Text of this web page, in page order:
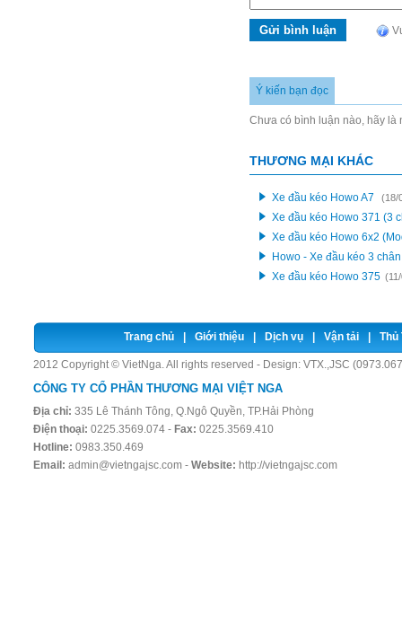
Ý kiến bạn đọc
Chưa có bình luận nào, hãy
THƯƠNG MẠI KHÁC
Xe đầu kéo Howo A7 (18/
Xe đầu kéo Howo 371 (3
Xe đầu kéo Howo 6x2
Howo - Xe đầu kéo 3
Xe đầu kéo Howo 375
Trang chủ | Giới thiệu | Dịch vụ | Vận tải | Thủ
2012 Copyright © VietNga. All rights reserved - Design: VTX.,JSC
CÔNG TY CỔ PHẦN THƯƠNG MẠI VIỆT NGA
Địa chỉ: 335 Lê Thánh Tông, Q.Ngô Quyền, TP.Hải Phòng
Điện thoại: 0225.3569.074 - Fax: 0225.3569.410
Hotline: 0983.350.469
Email: admin@vietngajsc.com - Website: http://vietngajsc.com